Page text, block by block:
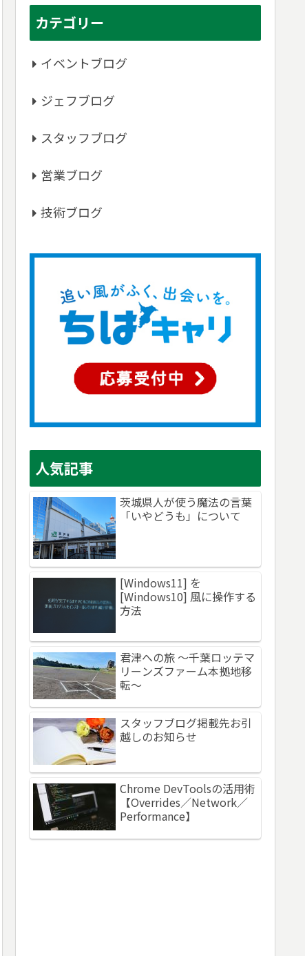
カテゴリー
イベントブログ
ジェフブログ
スタッフブログ
営業ブログ
技術ブログ
人気記事
茨城県人が使う魔法の言葉
「いやどうも」について
[Windows11] を
[Windows10] 風に操作する
方法
君津への旅 ～千葉ロッテマ
リーンズファーム本拠地移
転～
スタッフブログ掲載先お引
越しのお知らせ
Chrome DevToolsの活用術
【Overrides／Network／
Performance】